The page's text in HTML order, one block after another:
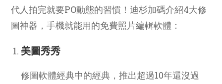
代人拍完就要PO動態的習慣！迪杉加碼介紹4大修
圖神器，手機就能用的免費照片編輯軟體：
美圖秀秀
修圖軟體經典中的經典，推出超過10年還沒過